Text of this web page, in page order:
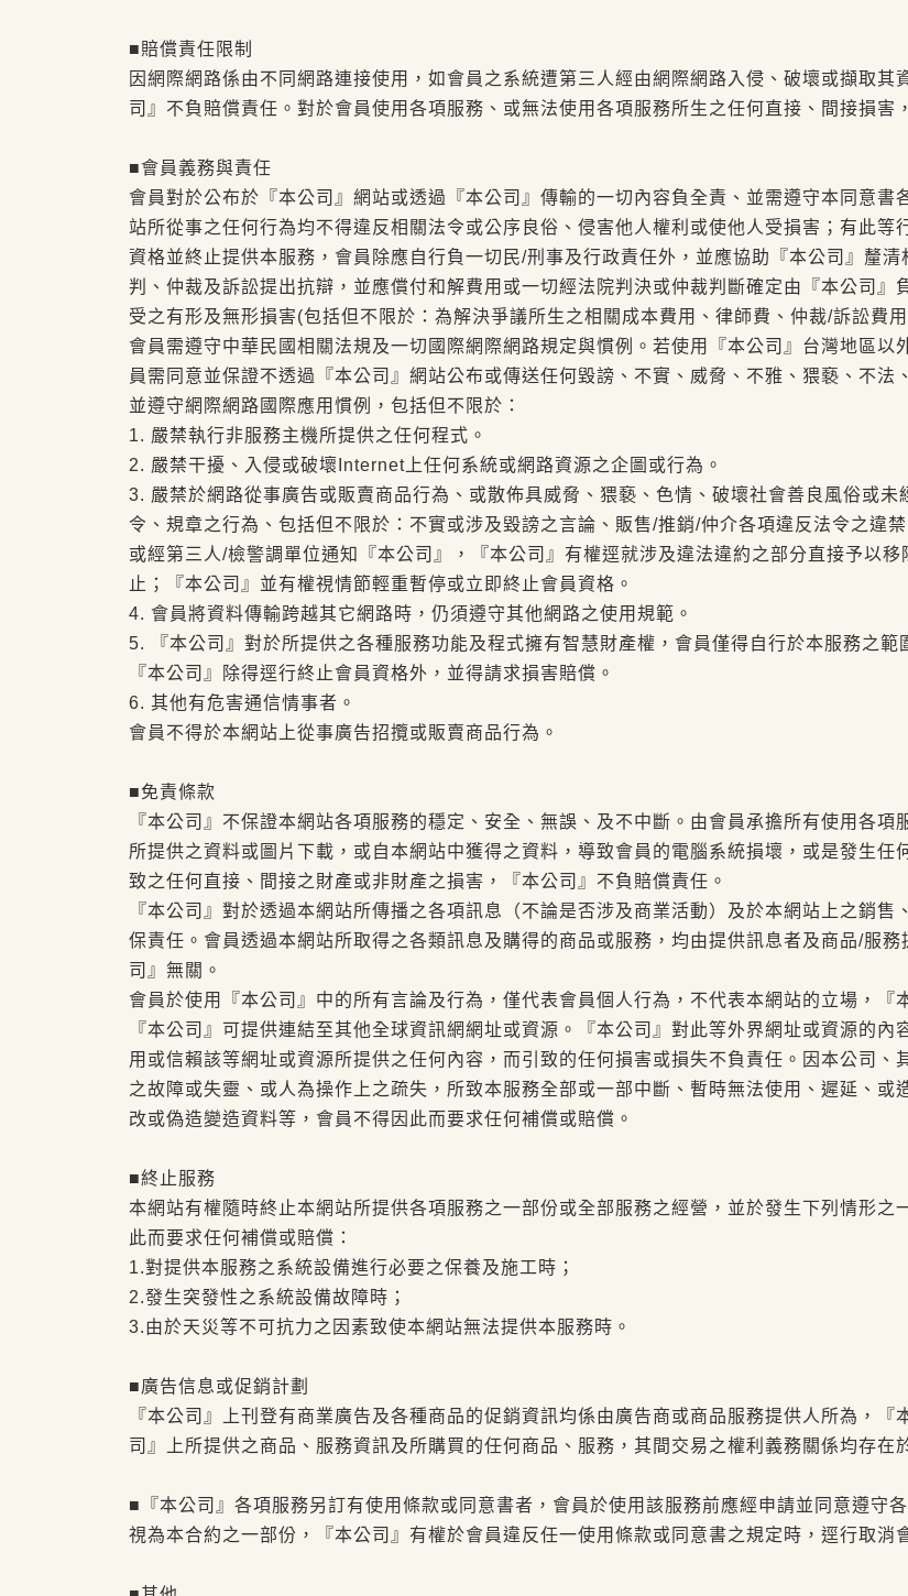
■賠償責任限制
因網際網路係由不同網路連接使用，如會員之系統遭第三人經由網際網路入侵、破壞或擷取
司』不負賠償責任。對於會員使用各項服務、或無法使用各項服務所生之任何直接、間接損害
■會員義務與責任
會員對於公布於『本公司』網站或透過『本公司』傳輸的一切內容負全責、並需遵守本同意書
站所從事之任何行為均不得違反相關法令或公序良俗、侵害他人權利或使他人受損害；有此
資格並終止提供本服務，會員除應自行負一切民/刑事及行政責任外，並應協助『本公司』釐
判、仲裁及訴訟提出抗辯，並應償付和解費用或一切經法院判決或仲裁判斷確定由『本公司
受之有形及無形損害(包括但不限於：為解決爭議所生之相關成本費用、律師費、仲裁/訴訟費
會員需遵守中華民國相關法規及一切國際網際網路規定與慣例。若使用『本公司』台灣地區
員需同意並保證不透過『本公司』網站公布或傳送任何毀謗、不實、威脅、不雅、猥褻、不
並遵守網際網路國際應用慣例，包括但不限於：
1. 嚴禁執行非服務主機所提供之任何程式。
2. 嚴禁干擾、入侵或破壞Internet上任何系統或網路資源之企圖或行為。
3. 嚴禁於網路從事廣告或販賣商品行為、或散佈具威脅、猥褻、色情、破壞社會善良風俗或
令、規章之行為、包括但不限於：不實或涉及毀謗之言論、販售/推銷/仲介各項違反法令之違
或經第三人/檢警調單位通知『本公司』，『本公司』有權逕就涉及違法違約之部分直接予以
止；『本公司』並有權視情節輕重暫停或立即終止會員資格。
4. 會員將資料傳輸跨越其它網路時，仍須遵守其他網路之使用規範。
5. 『本公司』對於所提供之各種服務功能及程式擁有智慧財產權，會員僅得自行於本服務之範
『本公司』除得逕行終止會員資格外，並得請求損害賠償。
6. 其他有危害通信情事者。
會員不得於本網站上從事廣告招攬或販賣商品行為。
■免責條款
『本公司』不保證本網站各項服務的穩定、安全、無誤、及不中斷。由會員承擔所有使用各
所提供之資料或圖片下載，或自本網站中獲得之資料，導致會員的電腦系統損壞，或是發生
致之任何直接、間接之財產或非財產之損害，『本公司』不負賠償責任。
『本公司』對於透過本網站所傳播之各項訊息（不論是否涉及商業活動）及於本網站上之銷
保責任。會員透過本網站所取得之各類訊息及購得的商品或服務，均由提供訊息者及商品/服
司』無關。
會員於使用『本公司』中的所有言論及行為，僅代表會員個人行為，不代表本網站的立場，『
『本公司』可提供連結至其他全球資訊網網址或資源。『本公司』對此等外界網址或資源的
用或信賴該等網址或資源所提供之任何內容，而引致的任何損害或損失不負責任。因本公司
之故障或失靈、或人為操作上之疏失，所致本服務全部或一部中斷、暫時無法使用、遲延、
改或偽造變造資料等，會員不得因此而要求任何補償或賠償。
■終止服務
本網站有權隨時終止本網站所提供各項服務之一部份或全部服務之經營，並於發生下列情形之
此而要求任何補償或賠償：
1.對提供本服務之系統設備進行必要之保養及施工時；
2.發生突發性之系統設備故障時；
3.由於天災等不可抗力之因素致使本網站無法提供本服務時。
■廣告信息或促銷計劃
『本公司』上刊登有商業廣告及各種商品的促銷資訊均係由廣告商或商品服務提供人所為，
司』上所提供之商品、服務資訊及所購買的任何商品、服務，其間交易之權利義務關係均存在
■『本公司』各項服務另訂有使用條款或同意書者，會員於使用該服務前應經申請並同意遵守
視為本合約之一部份，『本公司』有權於會員違反任一使用條款或同意書之規定時，逕行取消